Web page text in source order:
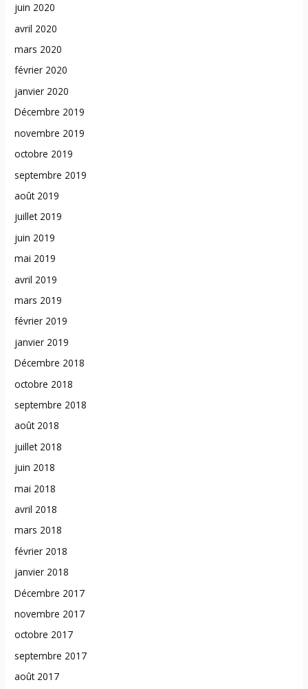
juin 2020
avril 2020
mars 2020
février 2020
janvier 2020
Décembre 2019
novembre 2019
octobre 2019
septembre 2019
août 2019
juillet 2019
juin 2019
mai 2019
avril 2019
mars 2019
février 2019
janvier 2019
Décembre 2018
octobre 2018
septembre 2018
août 2018
juillet 2018
juin 2018
mai 2018
avril 2018
mars 2018
février 2018
janvier 2018
Décembre 2017
novembre 2017
octobre 2017
septembre 2017
août 2017